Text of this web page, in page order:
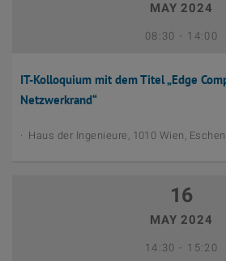
April
MAY 2024
08:30 - Bis
14:00
IT-Kolloquium mit dem Titel „Edge
Netzwerkrand“
Haus der Ingenieure, 1010 Wien,
April
16
MAY 2024
14:30 - Bis
15:20